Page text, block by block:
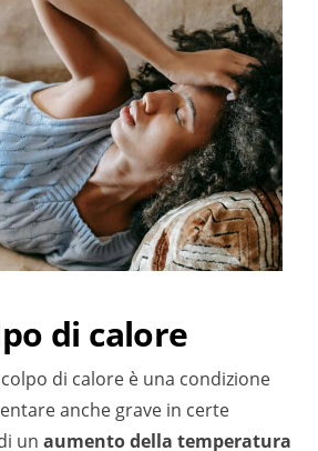
di calore
di calore è una condizione
anche grave in certe
un aumento della temperatura